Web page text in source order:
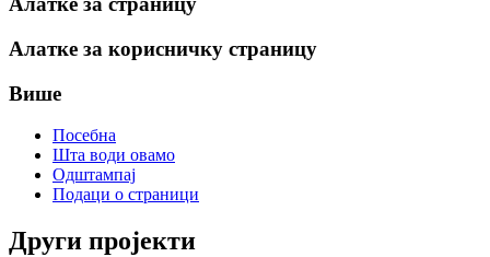
Алатке за корисничку страницу
Више
Посебна
Шта води овамо
Одштампај
Подаци о страници
Други пројекти